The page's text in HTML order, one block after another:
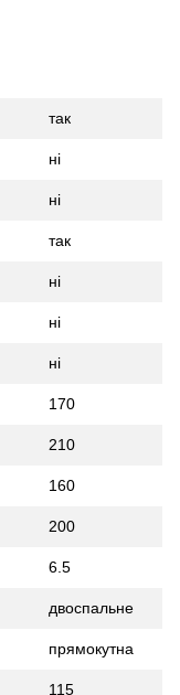
так
ні
ні
так
ні
ні
ні
170
210
160
200
6.5
двоспальне
прямокутна
115